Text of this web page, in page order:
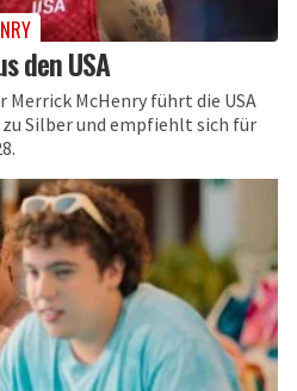
den USA
McHenry führt die USA
Silber und empfiehlt sich für